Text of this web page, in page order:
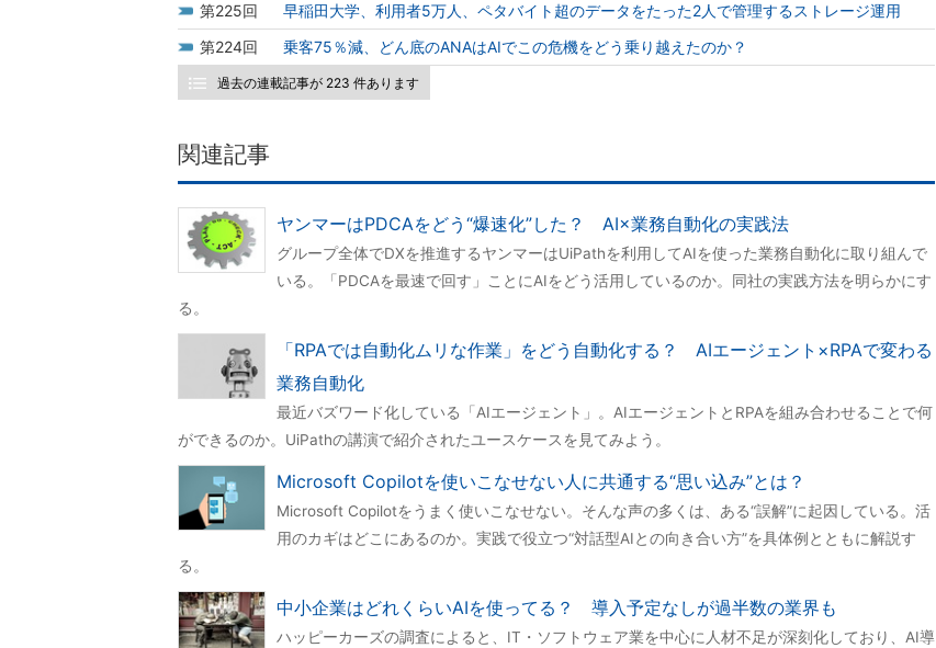
225
早稲田大学、利用者5万人、ペタバイト超のデータをたった2人で管理するストレージ運用
224
乗客75％減、どん底のANAはAIでこの危機をどう乗り越えたのか？
過去の連載記事が 223 件あります
関連記事
ヤンマーはPDCAをどう“爆速化”した？ AI×業務自動化の実践法
グループ全体でDXを推進するヤンマーはUiPathを利用してAIを使った業務自動化に取り組んで
いる。「PDCAを最速で回す」ことにAIをどう活用しているのか。同社の実践方法を明らかにす
る。
「RPAでは自動化ムリな作業」をどう自動化する？ AIエージェント×RPAで変わる
業務自動化
最近バズワード化している「AIエージェント」。AIエージェントとRPAを組み合わせることで何
ができるのか。UiPathの講演で紹介されたユースケースを見てみよう。
Microsoft Copilotを使いこなせない人に共通する“思い込み”とは？
Microsoft Copilotをうまく使いこなせない。そんな声の多くは、ある“誤解”に起因している。活
用のカギはどこにあるのか。実践で役立つ“対話型AIとの向き合い方”を具体例とともに解説す
る。
中小企業はどれくらいAIを使ってる？ 導入予定なしが過半数の業界も
ハッピーカーズの調査によると、IT・ソフトウェア業を中心に人材不足が深刻化しており、AI導